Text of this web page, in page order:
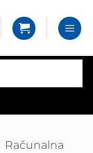
Računalna